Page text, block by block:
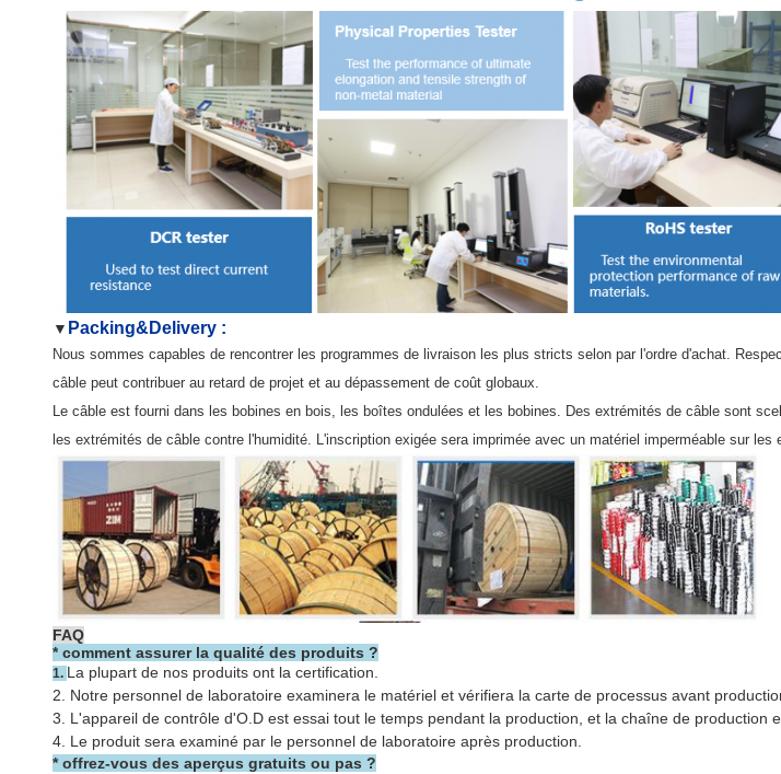
▼ Packing&Delivery :
Nous sommes capables de rencontrer les programmes de livraison les plus stricts selon par l'ordre d'achat.
câble peut contribuer au retard de projet et au dépassement de coût globaux.
Le câble est fourni dans les bobines en bois, les boîtes ondulées et les bobines. Des extrémités de câble sont
les extrémités de câble contre l'humidité. L'inscription exigée sera imprimée avec un matériel imperméable sur
FAQ
* comment assurer la qualité des produits ?
1. La plupart de nos produits ont la certification.
2. Notre personnel de laboratoire examinera le matériel et vérifiera la carte de processus avant
3. L'appareil de contrôle d'O.D est essai tout le temps pendant la production, et la chaîne de production
4. Le produit sera examiné par le personnel de laboratoire après production.
* offrez-vous des aperçus gratuits ou pas ?